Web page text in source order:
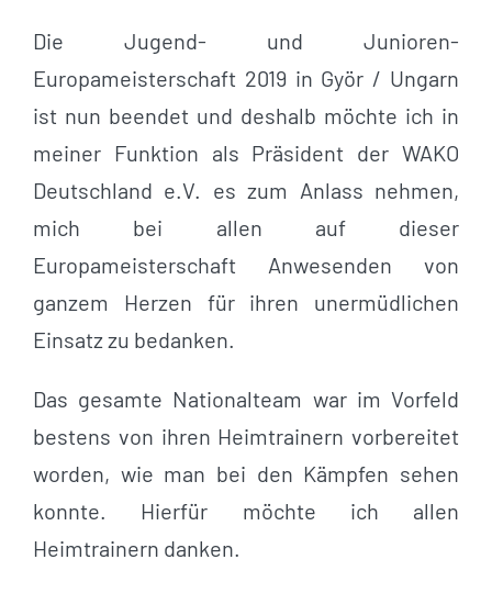
Die Jugend- und Junioren-
Europameisterschaft 2019 in Györ / Ungarn
ist nun beendet und deshalb möchte ich in
meiner Funktion als Präsident der WAKO
Deutschland e.V. es zum Anlass nehmen,
mich bei allen auf dieser
Europameisterschaft Anwesenden von
ganzem Herzen für ihren unermüdlichen
Einsatz zu bedanken.
Das gesamte Nationalteam war im Vorfeld
bestens von ihren Heimtrainern vorbereitet
worden, wie man bei den Kämpfen sehen
konnte. Hierfür möchte ich allen
Heimtrainern danken.